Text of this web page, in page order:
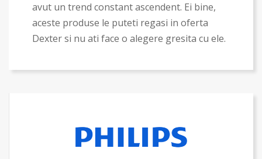
avut un trend constant ascendent. Ei bine,
aceste produse le puteti regasi in oferta
Dexter si nu ati face o alegere gresita cu ele.